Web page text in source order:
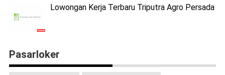
Lowongan Kerja Terbaru Triputra Agro Persada
Pasarloker